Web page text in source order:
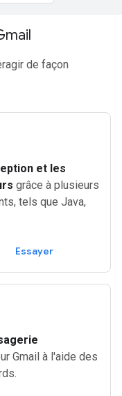
de façon
et les
grâce à plusieurs
tels que Java,
Essayer
Gmail à l'aide des